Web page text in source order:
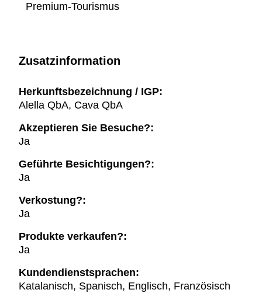
Premium-Tourismus
Zusatzinformation
Herkunftsbezeichnung / IGP:
Alella QbA, Cava QbA
Akzeptieren Sie Besuche?:
Ja
Geführte Besichtigungen?:
Ja
Verkostung?:
Ja
Produkte verkaufen?:
Ja
Kundendienstsprachen:
Katalanisch, Spanisch, Englisch, Französisch